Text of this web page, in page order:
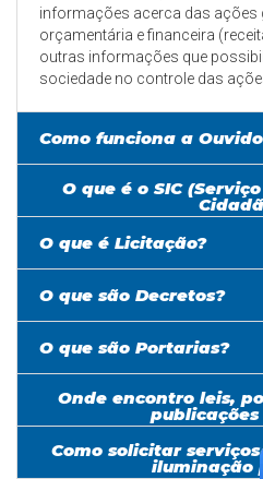
informações acerca das ações
orçamentária e financeira
outras informações que
sociedade no controle das
Como funciona a
O que é o SIC
O que é Licitação?
O que são Decretos?
O que são Portarias?
Onde encontro leis,
Como solicitar
iluminação